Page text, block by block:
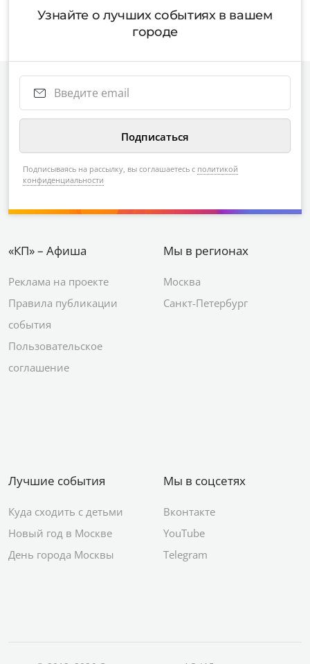
Узнайте о лучших событиях в вашем
городе
Подписываясь на рассылку, вы соглашаетесь с политикой
конфиденциальности
«КП» – Афиша
Реклама на проекте
Правила публикации
события
Пользовательское
соглашение
Мы в регионах
Москва
Санкт-Петербург
Лучшие события
Куда сходить с детьми
Новый год в Москве
День города Москвы
Мы в соцсетях
Вконтакте
YouTube
Telegram